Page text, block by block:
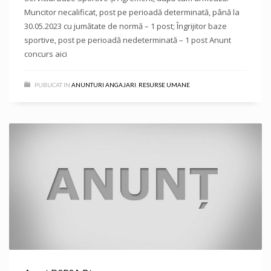
Muncitor necalificat, post pe perioadă determinată, până la
30.05.2023 cu jumătate de normă – 1 post; Îngrijitor baze
sportive, post pe perioadă nedeterminată – 1 post Anunt
concurs aici
PUBLICAT IN ANUNTURI ANGAJARI RESURSE UMANE